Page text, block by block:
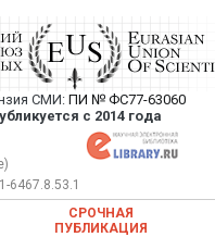
Союз
научных
научном
СМИ: ПИ № ФС77-63060
с 2014 года
Ученых — публикация
научном журнале
6467.8.53.1
СРОЧНАЯ
ПУБЛИКАЦИЯ